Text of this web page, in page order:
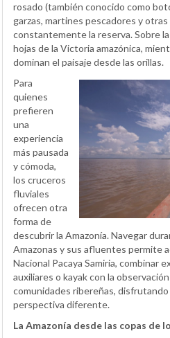
rosado (también conocido como
garzas, martines pescadores y
constantemente la reserva. Sobre
hojas de la Victoria amazónica,
dominan el paisaje desde las orillas.
Para
quienes
prefieren
una
experiencia
más pausada
y cómoda,
los cruceros
fluviales
ofrecen otra
forma de
descubrir la Amazonía. Navegar
Amazonas y sus afluentes permite
Nacional Pacaya Samiria, combinar
auxiliares o kayak con la
comunidades ribereñas,
perspectiva diferente.
La Amazonía desde las copas de